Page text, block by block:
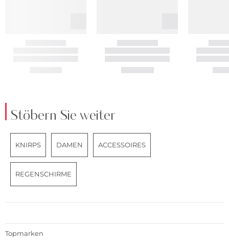
Stöbern Sie weiter
KNIRPS DAMEN ACCESSOIRES
REGENSCHIRME
Topmarken